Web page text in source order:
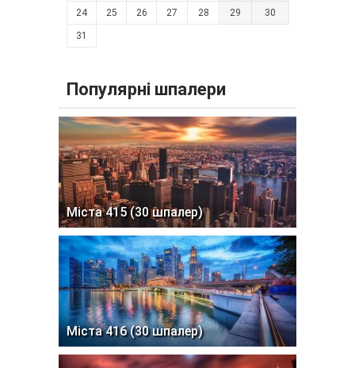
24 25 26 27 28 29 30
31
Популярні шпалери
Міста 415 (30 шпалер)
Міста 416 (30 шпалер)